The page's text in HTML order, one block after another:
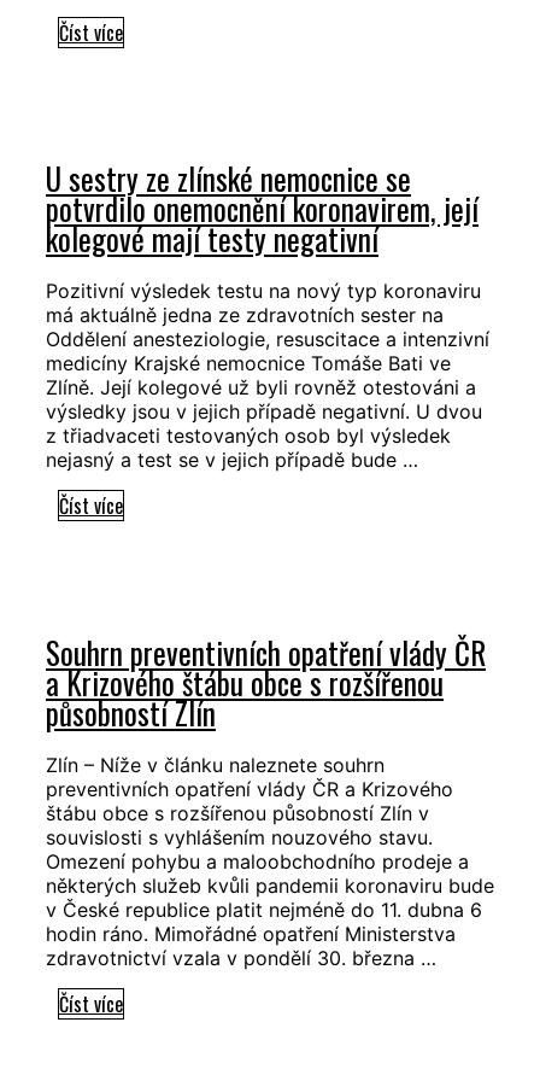
Číst víceVe
potvrzených
onemocnění
koronavirem,
z
toho
se
81
osob
již
vyléčilo
U sestry ze zlínské nemocnice se
potvrdilo onemocnění koronavirem, její
kolegové mají testy negativní
Pozitivní výsledek testu na nový typ koronaviru
má aktuálně jedna ze zdravotních sester na
Oddělení anesteziologie, resuscitace a intenzivní
medicíny Krajské nemocnice Tomáše Bati ve
Zlíně. Její kolegové už byli rovněž otestováni a
výsledky jsou v jejich případě negativní. U dvou
z třiadvaceti testovaných osob byl výsledek
nejasný a test se v jejich případě bude …
Číst víceU
se
potvrdilo
onemocnění
koronavirem,
její
kolegové
mají
testy
negativní
Souhrn preventivních opatření vlády ČR
a Krizového štábu obce s rozšířenou
působností Zlín
Zlín – Níže v článku naleznete souhrn
preventivních opatření vlády ČR a Krizového
štábu obce s rozšířenou působností Zlín v
souvislosti s vyhlášením nouzového stavu.
Omezení pohybu a maloobchodního prodeje a
některých služeb kvůli pandemii koronaviru bude
v České republice platit nejméně do 11. dubna 6
hodin ráno. Mimořádné opatření Ministerstva
zdravotnictví vzala v pondělí 30. března …
Číst víceSouhrn